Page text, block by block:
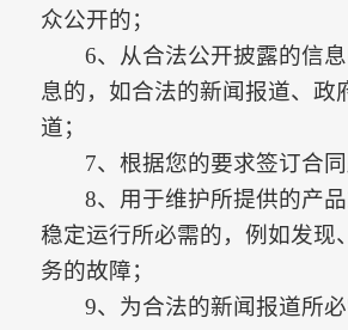
众公开的；
6、从合法公开披露的信
息的，如合法的新闻报道、政
道；
7、根据您的要求签订合同
8、用于维护所提供的产
稳定运行所必需的，例如发现
务的故障；
9、为合法的新闻报道所必